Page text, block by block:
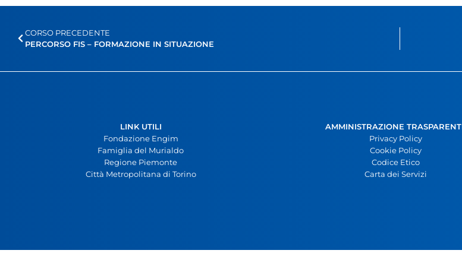
CORSO PRECEDENTE
PERCORSO FIS – FORMAZIONE IN SITUAZIONE
LINK UTILI
Fondazione Engim
Famiglia del Murialdo
Regione Piemonte
Città Metropolitana di Torino
AMMINISTRAZIONE
Privacy Policy
Cookie Policy
Codice Etico
Carta dei Servizi